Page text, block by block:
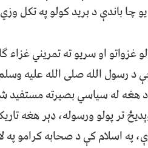
چا باندې د برید کولو په تکل
غزواتو او سریو ته تمریني
د رسول الله صلی الله علیه
هغه له سیاسي بصیرته مستفید
تر پولو ورسوله، ډېر هغه
په اسلام کې د صحابه کرامو